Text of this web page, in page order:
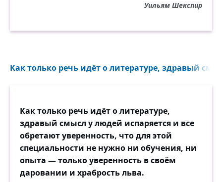
Уильям Шекспир
Как только речь идёт о литературе, здравый
Как только речь идёт о литературе,
здравый смысл у людей испаряется и все
обретают уверенность, что для этой
специальности не нужно ни обучения, ни
опыта — только уверенность в своём
даровании и храбрость льва.